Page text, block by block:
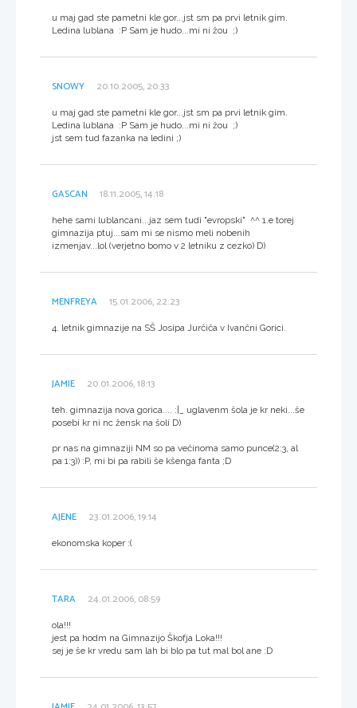
u maj gad ste pametni kle gor...jst sm pa prvi letnik gim.
Ledina lublana :P Sam je hudo...mi ni žou ;)
SNOWY 20.10.2005, 20:33
u maj gad ste pametni kle gor...jst sm pa prvi letnik gim.
Ledina lublana :P Sam je hudo...mi ni žou ;)
jst sem tud fazanka na ledini ;)
GASCAN 18.11.2005, 14:18
hehe sami lublancani...jaz sem tudi "evropski" ^^ 1.e torej
gimnazija ptuj...sam mi se nismo meli nobenih
izmenjav...lol (verjetno bomo v 2 letniku z cezko) D)
MENFREYA 15.01.2006, 22:23
4. letnik gimnazije na SŠ Josipa Jurčiča v Ivančni Gorici.
JAMIE 20.01.2006, 18:13
teh. gimnazija nova gorica.... :|_ uglavenm šola je kr neki...še
posebi kr ni nc žensk na šoli D)
pr nas na gimnaziji NM so pa večinoma samo punce(2:3, al
pa 1:3)) :P, mi bi pa rabili še kšenga fanta ;D
AJENE 23.01.2006, 19:14
ekonomska koper :(
TARA 24.01.2006, 08:59
ola!!!
jest pa hodm na Gimnazijo Škofja Loka!!!
sej je še kr vredu sam lah bi blo pa tut mal bol ane :D